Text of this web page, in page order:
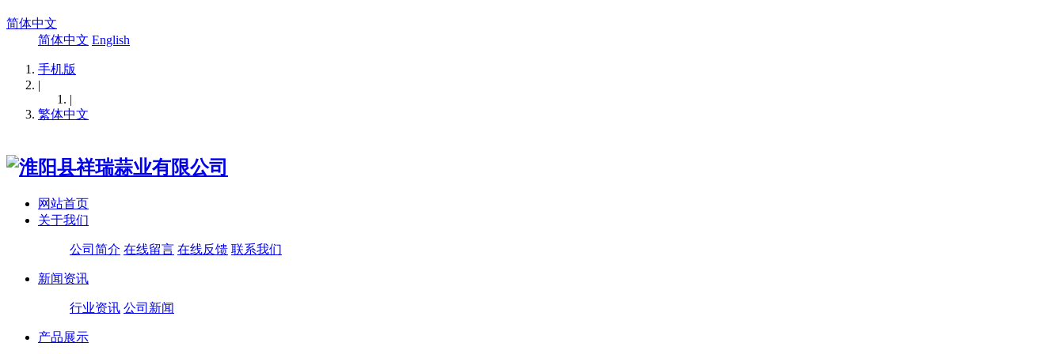
简体中文
简体中文 English
手机版
|
|
繁体中文
网站首页
关于我们
公司简介 在线留言 在线反馈 联系我们
新闻资讯
行业资讯 公司新闻
产品展示